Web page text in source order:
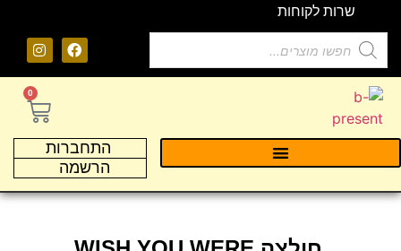
שרות לקוחות
התחברות
הרשמה
0